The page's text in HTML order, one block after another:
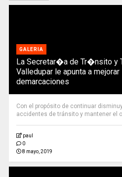
GALERIA
La Secretar�a de Tr�nsito y
Valledupar le apunta a
demarcaciones
Con el propósito de continuar
accidentes de tránsito y mantener el
paul
0
8 mayo, 2019